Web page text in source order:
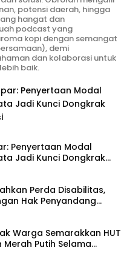
potensi daerah, hingga
hangat dan
podcast yang
kopi dengan semangat
demi
dan kolaborasi untuk
baik.
Penyertaan Modal
Jadi Kunci Dongkrak
Perda Disabilitas,
Hak Penyandang
Warga Semarakkan HUT
Merah Putih Selama